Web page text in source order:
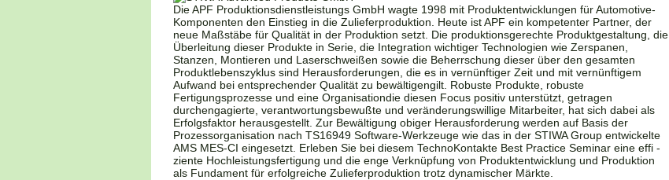
Die APF Produktionsdienstleistungs GmbH wagte 1998 mit Produktentwicklungen für Automotive-
Komponenten den Einstieg in die Zulieferproduktion. Heute ist APF ein kompetenter Partner, der
neue Maßstäbe für Qualität in der Produktion setzt. Die produktionsgerechte Produktgestaltung, die
Überleitung dieser Produkte in Serie, die Integration wichtiger Technologien wie Zerspanen,
Stanzen, Montieren und Laserschweißen sowie die Beherrschung dieser über den gesamten
Produktlebenszyklus sind Herausforderungen, die es in vernünftiger Zeit und mit vernünftigem
Aufwand bei entsprechender Qualität zu bewältigengilt. Robuste Produkte, robuste
Fertigungsprozesse und eine Organisationdie diesen Focus positiv unterstützt, getragen
durchengagierte, verantwortungsbewußte und veränderungswillige Mitarbeiter, hat sich dabei als
Erfolgsfaktor herausgestellt. Zur Bewältigung obiger Herausforderung werden auf Basis der
Prozessorganisation nach TS16949 Software-Werkzeuge wie das in der STIWA Group entwickelte
AMS MES-CI eingesetzt. Erleben Sie bei diesem TechnoKontakte Best Practice Seminar eine effi -
ziente Hochleistungsfertigung und die enge Verknüpfung von Produktentwicklung und Produktion
als Fundament für erfolgreiche Zulieferproduktion trotz dynamischer Märkte.